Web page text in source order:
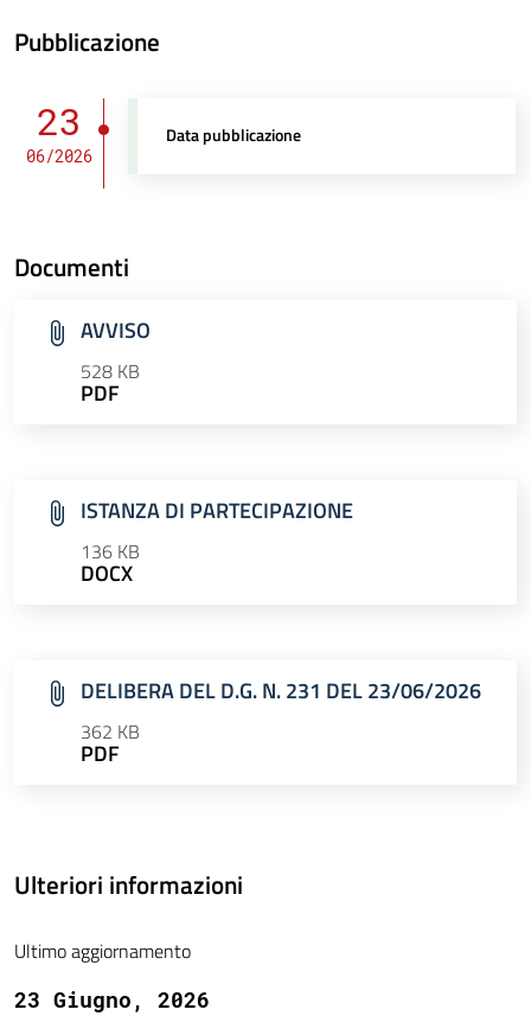
Pubblicazione
23
06/2026
Data pubblicazione
Documenti
AVVISO
528 KB
PDF
ISTANZA DI PARTECIPAZIONE
136 KB
DOCX
DELIBERA DEL D.G. N. 231 DEL 23/06/2026
362 KB
PDF
Ulteriori informazioni
Ultimo aggiornamento
23 Giugno, 2026